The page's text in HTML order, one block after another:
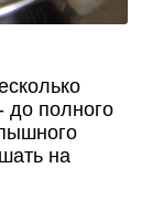
до полного
на